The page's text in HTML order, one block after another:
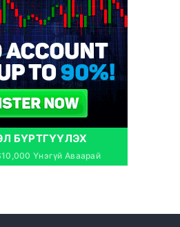
БҮРТГҮҮЛЭХ
Үнэгүй Аваарай